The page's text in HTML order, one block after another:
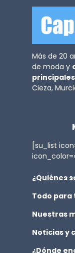
Más de 20
de moda y
Cieza,
[su_list
¿Quiénes
Todo para
Nuestras
Noticias y
¿Dónde